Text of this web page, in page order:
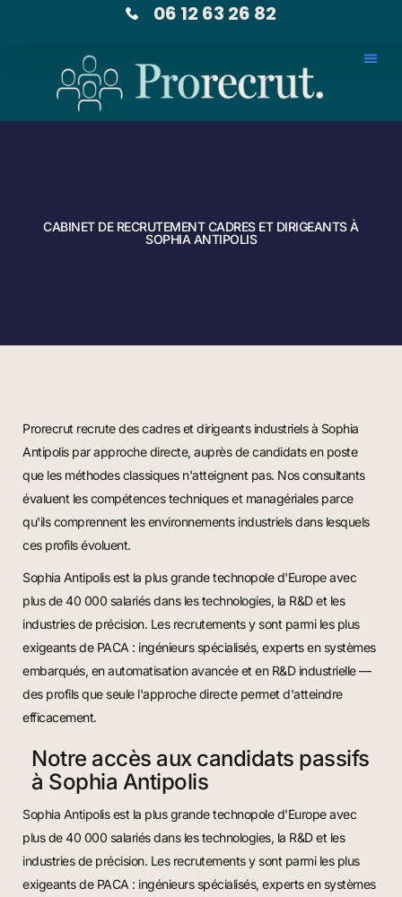
06 12 63 26 82
CABINET DE RECRUTEMENT CADRES ET DIRIGEANTS À
SOPHIA ANTIPOLIS
Prorecrut recrute des cadres et dirigeants industriels à Sophia
Antipolis par approche directe, auprès de candidats en poste
que les méthodes classiques n'atteignent pas. Nos consultants
évaluent les compétences techniques et managériales parce
qu'ils comprennent les environnements industriels dans lesquels
ces profils évoluent.
Sophia Antipolis est la plus grande technopole d'Europe avec
plus de 40 000 salariés dans les technologies, la R&D et les
industries de précision. Les recrutements y sont parmi les plus
exigeants de PACA : ingénieurs spécialisés, experts en systèmes
embarqués, en automatisation avancée et en R&D industrielle —
des profils que seule l'approche directe permet d'atteindre
efficacement.
Notre accès aux candidats passifs
à Sophia Antipolis
Sophia Antipolis est la plus grande technopole d'Europe avec
plus de 40 000 salariés dans les technologies, la R&D et les
industries de précision. Les recrutements y sont parmi les plus
exigeants de PACA : ingénieurs spécialisés, experts en systèmes